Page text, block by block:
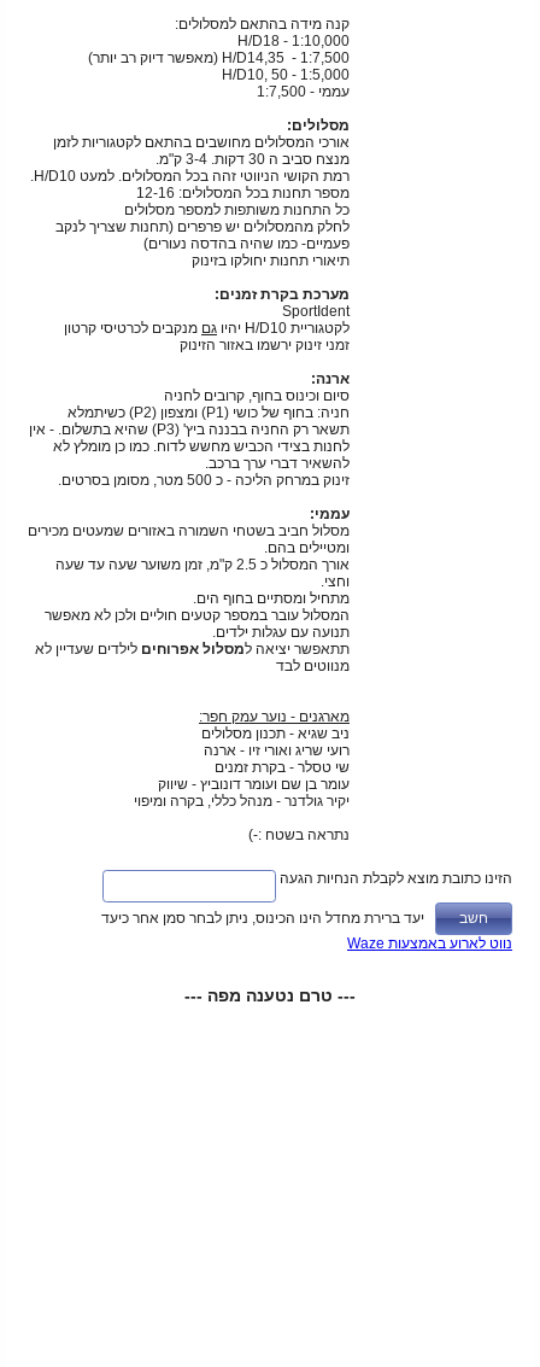
קנה מידה בהתאם למסלולים:
H/D18 - 1:10,000
H/D14,35 - 1:7,500 (מאפשר דיוק רב יותר)
H/D10, 50 - 1:5,000
עממי - 1:7,500
מסלולים:
אורכי המסלולים מחושבים בהתאם לקטגוריות לזמן
מנצח סביב ה 30 דקות. 3-4 ק"מ.
רמת הקושי הניווטי זהה בכל המסלולים. למעט H/D10.
מספר תחנות בכל המסלולים: 12-16
כל התחנות משותפות למספר מסלולים
לחלק מהמסלולים יש פרפרים (תחנות שצריך לנקב
פעמיים- כמו שהיה בהדסה נעורים)
תיאורי תחנות יחולקו בזינוק
מערכת בקרת זמנים:
SportIdent
לקטגוריית H/D10 יהיו
גם מנקבים לכרטיסי קרטון
זמני זינוק ירשמו באזור הזינוק
ארנה:
סיום וכינוס בחוף, קרובים לחניה
חניה: בחוף של כושי (P1) ומצפון (P2) כשיתמלא
תשאר רק החניה בבננה ביץ' (P3) שהיא בתשלום. - אין
לחנות בצידי הכביש מחשש לדוח. כמו כן מומלץ לא
להשאיר דברי ערך ברכב.
זינוק במרחק הליכה - כ 500 מטר, מסומן בסרטים.
עממי:
מסלול חביב בשטחי השמורה באזורים שמעטים מכירים
ומטיילים בהם.
אורך המסלול כ 2.5 ק"מ, זמן משוער שעה עד שעה
וחצי.
מתחיל ומסתיים בחוף הים.
המסלול עובר במספר קטעים חוליים ולכן לא מאפשר
תנועה עם עגלות ילדים.
תתאפשר יציאה למסלול אפרוחים לילדים שעדיין לא
מנווטים לבד
מארגנים - נוער עמק חפר:
ניב שגיא - תכנון מסלולים
רועי שריג ואורי זיו - ארנה
שי טסלר - בקרת זמנים
עומר בן שם ועומר דונוביץ - שיווק
יקיר גולדנר - מנהל כללי, בקרה ומיפוי
נתראה בשטח :-)
הזינו כתובת מוצא לקבלת הנחיות הגעה
יעד ברירת מחדל הינו הכינוס, ניתן לבחר סמן אחר כיעד
נווט לארוע באמצעות Waze
--- טרם נטענה מפה ---